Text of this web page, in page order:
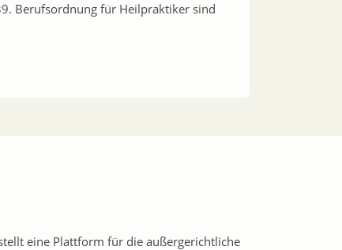
Berufsordnung für Heilpraktiker sind
eine Plattform für die außergerichtliche